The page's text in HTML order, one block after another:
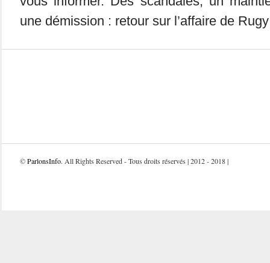
une démission : retour sur l’affaire de
©ParlonsInfo. All Rights Reserved - Tous droits réservés | 2012 - 2018 |